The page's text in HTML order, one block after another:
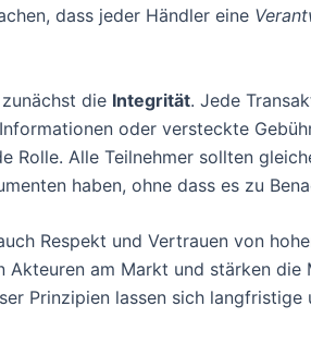
dass jeder Händler eine
die Integrität. Jede
oder versteckte
Rolle. Alle Teilnehmer sollten
haben, ohne dass es zu
Respekt und Vertrauen von
Akteuren am Markt und stärken
Prinzipien lassen sich